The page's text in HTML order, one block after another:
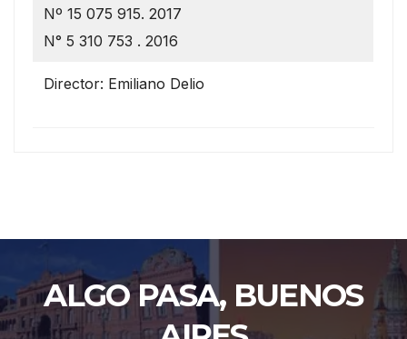
Nº 15 075 915. 2017
N° 5 310 753 . 2016
Director: Emiliano Delio
ALGO PASA, BUENOS